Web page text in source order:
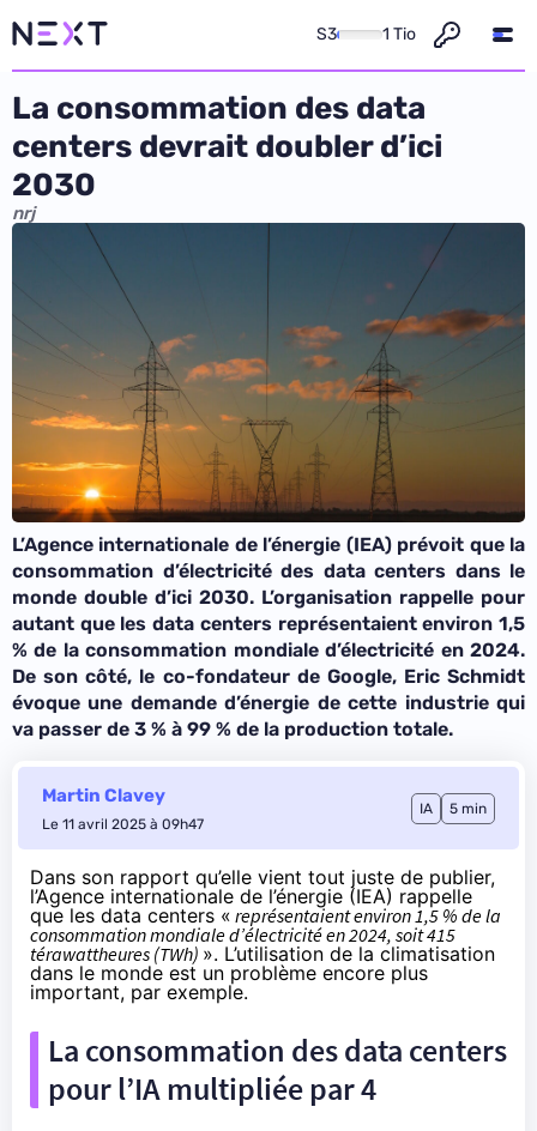
S3 1 Tio
La consommation des data
centers devrait doubler d’ici
2030
nrj
L’Agence internationale de l’énergie (IEA) prévoit que la
consommation d’électricité des data centers dans le
monde double d’ici 2030. L’organisation rappelle pour
autant que les data centers représentaient environ 1,5
% de la consommation mondiale d’électricité en 2024.
De son côté, le co-fondateur de Google, Eric Schmidt
évoque une demande d’énergie de cette industrie qui
va passer de 3 % à 99 % de la production totale.
Martin Clavey
Le 11 avril 2025 à 09h47
IA 5 min
Dans son rapport qu’elle vient tout juste de publier,
l’Agence internationale de l’énergie (IEA) rappelle
que les data centers « représentaient environ 1,5 % de la
consommation mondiale d’électricité en 2024, soit 415
térawattheures (TWh) ». L’utilisation de la climatisation
dans le monde est un problème encore plus
important, par exemple.
La consommation des data centers
pour l’IA multipliée par 4